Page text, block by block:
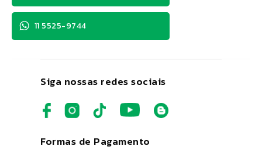
Siga nossas redes sociais
Formas de Pagamento
11 5525-9744